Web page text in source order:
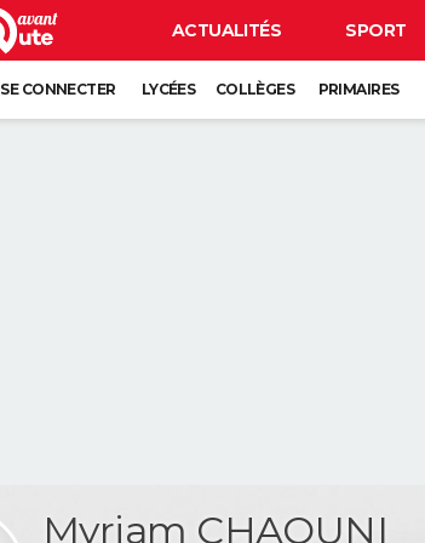
ACTUALITÉS SPORT
SE CONNECTER LYCÉES COLLÈGES PRIMAIRES
Myriam CHAOUNI